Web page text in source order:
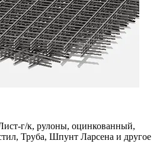
г/к, рулоны, оцинкованный,
Труба, Шпунт Ларсена и другое